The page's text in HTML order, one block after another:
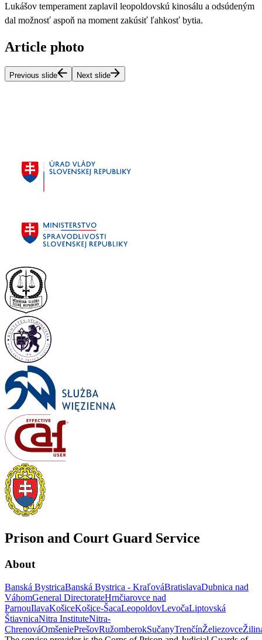
Lukášov temperament zaplavil leopoldovskú kinosálu a odsúdeným
dal možnosť aspoň na moment zakúsiť ľahkosť bytia.
Article photo
Previous slide Next slide
Prison and Court Guard Service
About
Banská BystricaBanská Bystrica - KraľováBratislavaDubnica nad
VáhomGeneral DirectorateHrnčiarovce nad
ParnouIlavaKošiceKošice-ŠacaLeopoldovLevočaLiptovská
ŠtiavnicaNitra InstituteNitra-
ChrenováOmšeniePrešovRužomberokSučanyTrenčínŽeliezovce